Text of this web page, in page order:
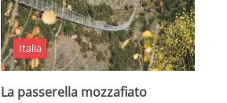
Italia
La passerella mozzafiato